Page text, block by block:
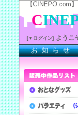
【CINEPO.com
C
[▼ログイン] ようこ
お 知 ら せ